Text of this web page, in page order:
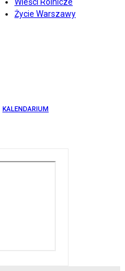
Życie Warszawy
KALENDARIUM